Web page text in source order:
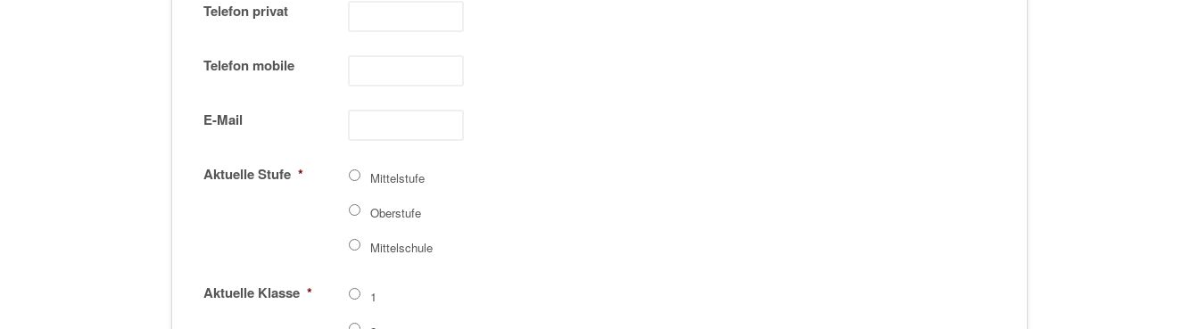
Telefon privat
Telefon mobile
E-Mail
Aktuelle Stufe * Mittelstufe
Oberstufe
Mittelschule
Aktuelle Klasse * 1